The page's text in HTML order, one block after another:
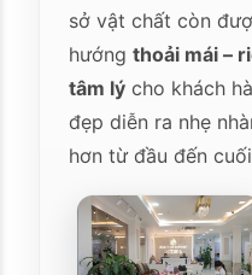
sở vật chất còn
hướngthoải mái –
tâm lý cho khách
đẹp diễn ra nhẹ
hơn từ đầu đến